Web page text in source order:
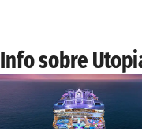
Info sobre